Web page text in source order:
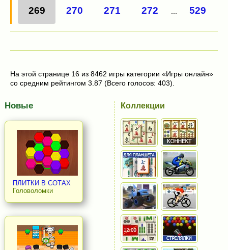
269 270 271 272 529
На этой странице 16 из 8462 игры категории «Игры онлайн»
со средним рейтингом 3.87 (Всего голосов: 403).
Новые
ПЛИТКИ В СОТАХ
Головоломки
Коллекции